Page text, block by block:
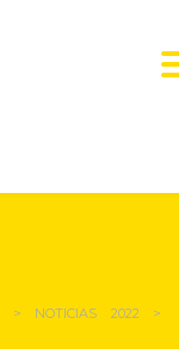
> NOTICIAS 2022>